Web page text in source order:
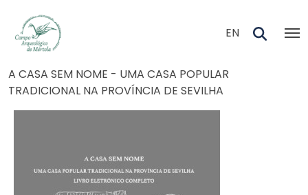
EN
Navegação estrutural
A CASA SEM NOME - UMA CASA POPULAR
TRADICIONAL NA PROVÍNCIA DE SEVILHA